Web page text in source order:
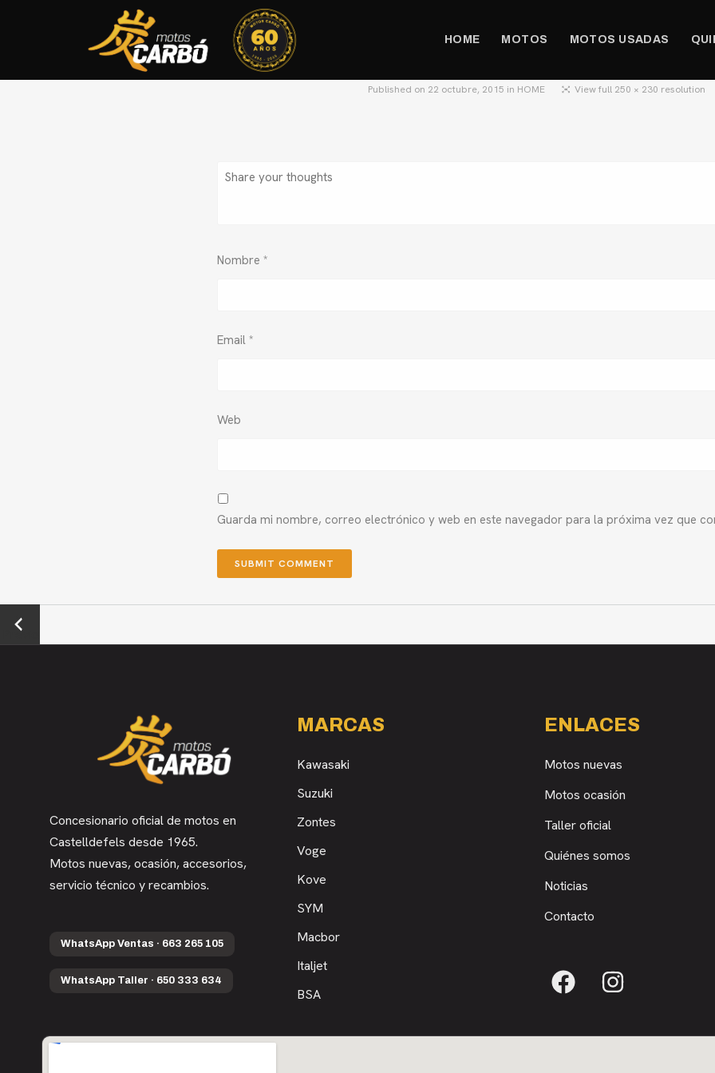
HOME MOTOS MOTOS USADAS
Published on 22 octubre, 2015 in HOME View full 250 × 230 resolution
Nombre *
Email *
Web
Guarda mi nombre, correo electrónico y web en este navegador para la próxima vez que
←
Previo
Concesionario oficial de motos en
Castelldefels desde 1965.
Motos nuevas, ocasión, accesorios,
servicio técnico y recambios.
WhatsApp Ventas · 663 265 105
WhatsApp Taller · 650 333 634
MARCAS
Kawasaki
Suzuki
Zontes
Voge
Kove
SYM
Macbor
Italjet
BSA
ENLACES
Motos nuevas
Motos ocasión
Taller oficial
Quiénes somos
Noticias
Contacto